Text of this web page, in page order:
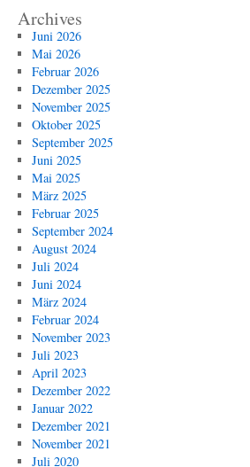
Archives
Juni 2026
Mai 2026
Februar 2026
Dezember 2025
November 2025
Oktober 2025
September 2025
Juni 2025
Mai 2025
März 2025
Februar 2025
September 2024
August 2024
Juli 2024
Juni 2024
März 2024
Februar 2024
November 2023
Juli 2023
April 2023
Dezember 2022
Januar 2022
Dezember 2021
November 2021
Juli 2020